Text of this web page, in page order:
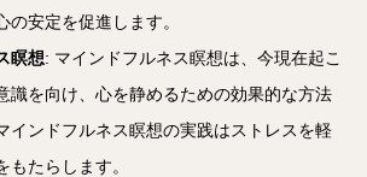
の安定を促進します。
瞑想: マインドフルネス瞑想は、今現在起こ
識を向け、心を静めるための効果的な方法
インドフルネス瞑想の実践はストレスを軽
もたらします。